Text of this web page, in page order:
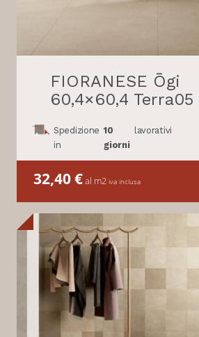
FIORANESE Ōgi
60,4×60,4 Terra05
Spedizione
in
10
giorni
lavorativi
32,40€al m2 iva inclusa